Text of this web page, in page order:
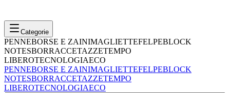
Categorie
PENNEBORSE E ZAINIMAGLIETTEFELPEBLOCK
NOTESBORRACCETAZZETEMPO
LIBEROTECNOLOGIAECO
PENNEBORSE E ZAINIMAGLIETTEFELPEBLOCK
NOTESBORRACCETAZZETEMPO
LIBEROTECNOLOGIAECO